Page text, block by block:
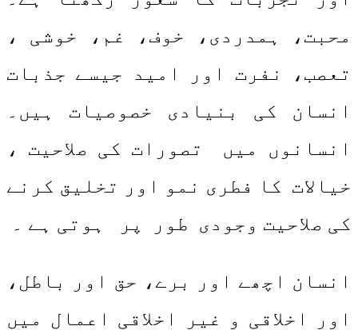
محبت، ہمدردی، خوف، غم، خوشی ،
تعصب، نفرت اور امید جیسے جذبات
انسان کی بنیادی خصوصیات ہیں۔
انسانوں میں تصورات کی صلاحیت ،
خیالات کا فطری نمو اور تخلیق کرنے
کی صلاحیت وجودی طور پر ہوتی ہے ۔
انسان اچھے اور برے، حق اور باطل،
اور اخلاقی و غیر اخلاقی اعمال میں